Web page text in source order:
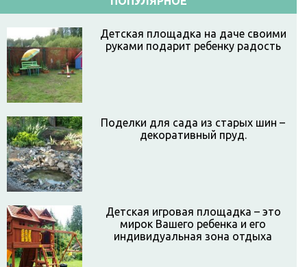
Детская площадка на даче своими
руками подарит ребенку радость
Поделки для сада из старых шин –
декоративный пруд.
Детская игровая площадка – это
мирок Вашего ребенка и его
индивидуальная зона отдыха